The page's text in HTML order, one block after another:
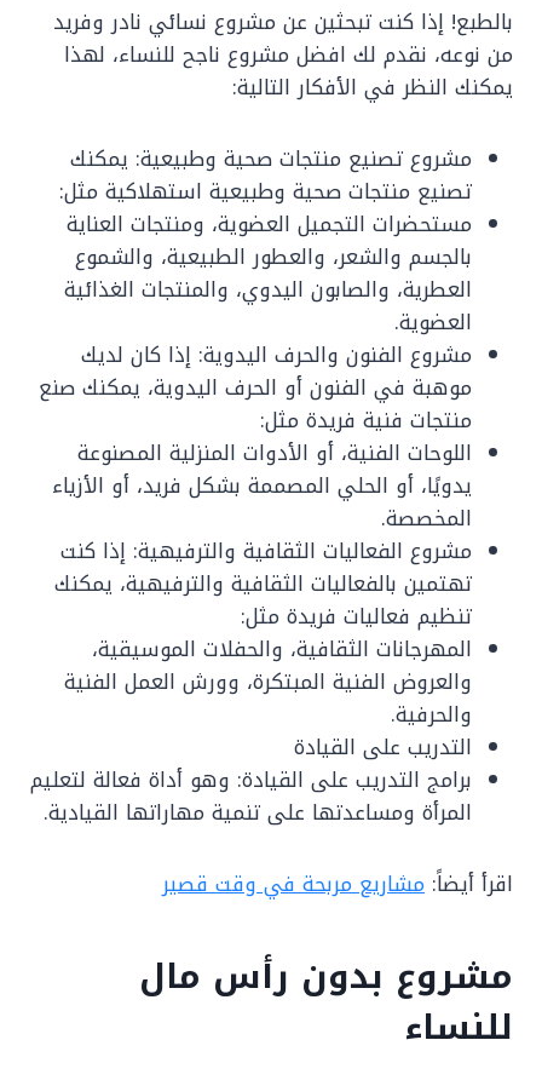
بالطبع! إذا كنت تبحثين عن مشروع نسائي نادر وفريد
من نوعه، نقدم لك افضل مشروع ناجح للنساء، لهذا
يمكنك النظر في الأفكار التالية:
مشروع تصنيع منتجات صحية وطبيعية: يمكنك
تصنيع منتجات صحية وطبيعية استهلاكية مثل:
مستحضرات التجميل العضوية، ومنتجات العناية
بالجسم والشعر، والعطور الطبيعية، والشموع
العطرية، والصابون اليدوي، والمنتجات الغذائية
العضوية.
مشروع الفنون والحرف اليدوية: إذا كان لديك
موهبة في الفنون أو الحرف اليدوية، يمكنك صنع
منتجات فنية فريدة مثل:
اللوحات الفنية، أو الأدوات المنزلية المصنوعة
يدويًا، أو الحلي المصممة بشكل فريد، أو الأزياء
المخصصة.
مشروع الفعاليات الثقافية والترفيهية: إذا كنت
تهتمين بالفعاليات الثقافية والترفيهية، يمكنك
تنظيم فعاليات فريدة مثل:
المهرجانات الثقافية، والحفلات الموسيقية،
والعروض الفنية المبتكرة، وورش العمل الفنية
والحرفية.
التدريب على القيادة
برامج التدريب على القيادة: وهو أداة فعالة لتعليم
المرأة ومساعدتها على تنمية مهاراتها القيادية.
اقرأ أيضاً: مشاريع مربحة في وقت قصير
مشروع بدون رأس مال
للنساء